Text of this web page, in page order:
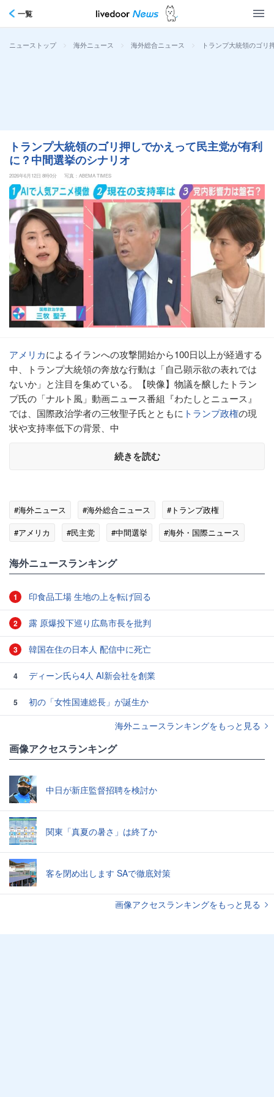
一覧
ニューストップ > 海外ニュース > 海外総合ニュース > トランプ大統領のゴリ
トランプ大統領のゴリ押しでかえって民主党が有利
に？中間選挙のシナリオ
2026年6月12日 8時0分 写真：ABEMA TIMES
アメリカによるイランへの攻撃開始から100日以上が経過する
中、トランプ大統領の奔放な行動は「自己顕示欲の表れでは
ないか」と注目を集めている。【映像】物議を醸したトラン
プ氏の「ナルト風」動画ニュース番組『わたしとニュース』
では、国際政治学者の三牧聖子氏とともに トランプ政権の現
状や支持率低下の背景、中
続きを読む
#海外ニュース #海外総合ニュース
#トランプ政権
#アメリカ
#民主党 #中間選挙 #海外・国際ニュース
海外ニュースランキング
1 印食品工場 生地の上を転げ回る
2 露 原爆投下巡り広島市長を批判
3 韓国在住の日本人 配信中に死亡
4 ディーン氏ら4人 AI新会社を創業
5
初の「女性国連総長」が誕生か
海外ニュースランキングをもっと見る
画像アクセスランキング
中日が新庄監督招聘を検討か
関東「真夏の暑さ」は終了か
客を閉め出します SAで徹底対策
画像アクセスランキングをもっと見る